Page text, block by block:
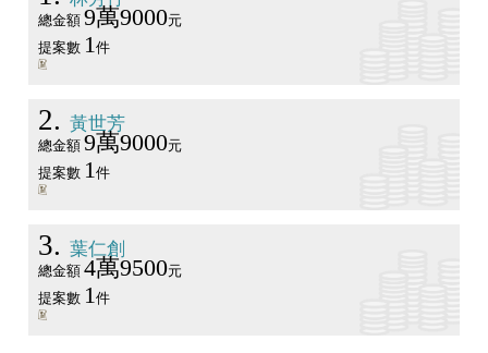
總金額 9萬9000元
提案數 1件
2 黃世芳
總金額 9萬9000元
提案數 1件
3 葉仁創
總金額 4萬9500元
提案數 1件